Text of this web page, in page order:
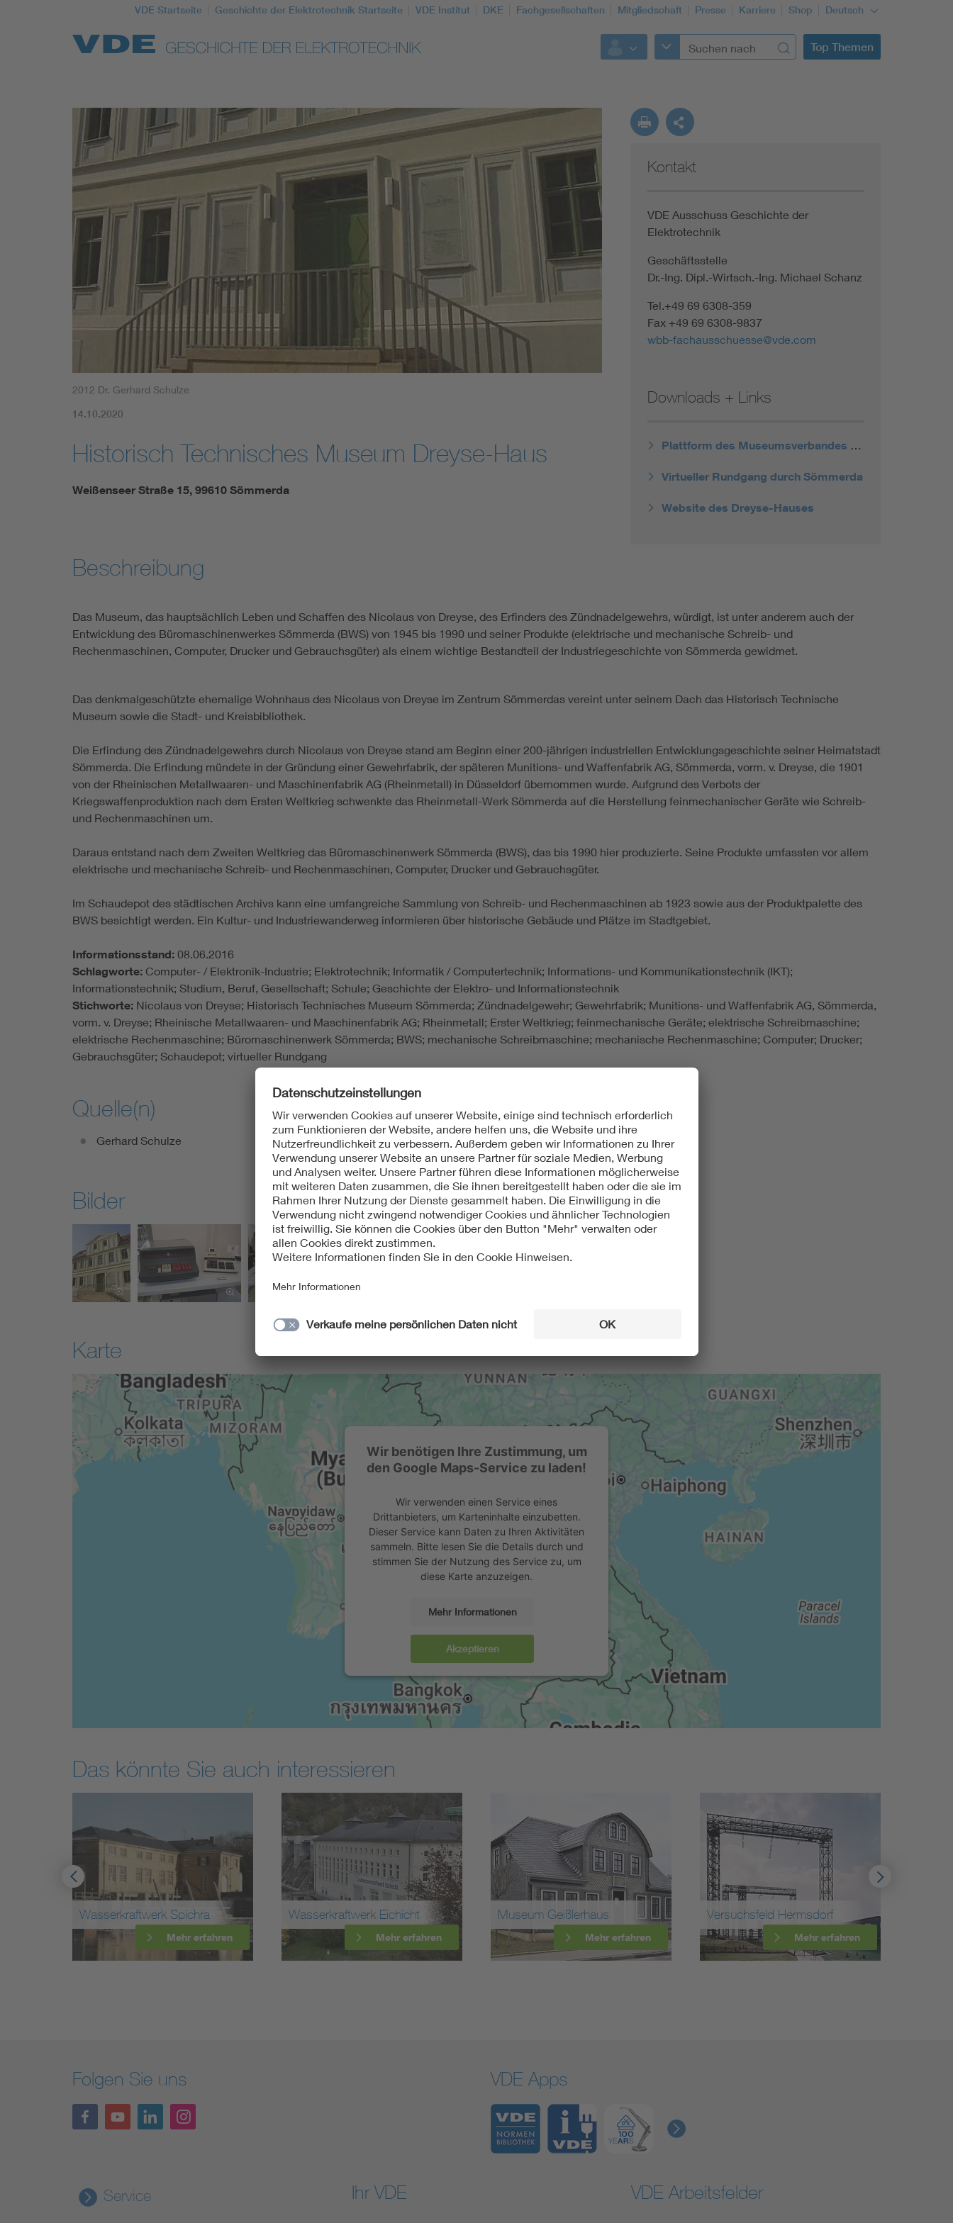
VDE Startseite Geschichte der Elektrotechnik Startseite VDE Institut DKE Fachgesellschaften Mitgliedschaft Presse Karriere Shop Deutsch
Top Themen
Top Themen
Weitere Themen
2012 Dr. Gerhard Schulze
14.10.2020
Historisch Technisches Museum Dreyse-Haus
Weißenseer Straße 15, 99610 Sömmerda
Kontakt
VDE Ausschuss Geschichte der
Elektrotechnik
Geschäftsstelle
Dr.-Ing. Dipl.-Wirtsch.-Ing. Michael Schanz
Tel.+49 69 6308-359
Fax +49 69 6308-9837
wbb-fachausschuesse@vde.com
Downloads + Links
Plattform des Museumsverbandes Thüringen
Virtueller Rundgang durch Sömmerda
Website des Dreyse-Hauses
Beschreibung
Das Museum, das hauptsächlich Leben und Schaffen des Nicolaus von Dreyse, des Erfinders des Zündnadelgewehrs, würdigt, ist unter anderem auch der
Entwicklung des Büromaschinenwerkes Sömmerda (BWS) von 1945 bis 1990 und seiner Produkte (elektrische und mechanische Schreib- und
Rechenmaschinen, Computer, Drucker und Gebrauchsgüter) als einem wichtige Bestandteil der Industriegeschichte von Sömmerda gewidmet.
Das denkmalgeschützte ehemalige Wohnhaus des Nicolaus von Dreyse im Zentrum Sömmerdas vereint unter seinem Dach das Historisch Technische
Museum sowie die Stadt- und Kreisbibliothek.
Die Erfindung des Zündnadelgewehrs durch Nicolaus von Dreyse stand am Beginn einer 200-jährigen industriellen Entwicklungsgeschichte seiner Heimatstadt
Sömmerda. Die Erfindung mündete in der Gründung einer Gewehrfabrik, der späteren Munitions- und Waffenfabrik AG, Sömmerda, vorm. v. Dreyse, die 1901
von der Rheinischen Metallwaaren- und Maschinenfabrik AG (Rheinmetall) in Düsseldorf übernommen wurde. Aufgrund des Verbots der
Kriegswaffenproduktion nach dem Ersten Weltkrieg schwenkte das Rheinmetall-Werk Sömmerda auf die Herstellung feinmechanischer Geräte wie Schreib-
und Rechenmaschinen um.
Daraus entstand nach dem Zweiten Weltkrieg das Büromaschinenwerk Sömmerda (BWS), das bis 1990 hier produzierte. Seine Produkte umfassten vor allem
elektrische und mechanische Schreib- und Rechenmaschinen, Computer, Drucker und Gebrauchsgüter.
Im Schaudepot des städtischen Archivs kann eine umfangreiche Sammlung von Schreib- und Rechenmaschinen ab 1923 sowie aus der Produktpalette des
BWS besichtigt werden. Ein Kultur- und Industriewanderweg informieren über historische Gebäude und Plätze im Stadtgebiet.
Informationsstand: 08.06.2016
Schlagworte: Computer- / Elektronik-Industrie; Elektrotechnik; Informatik / Computertechnik; Informations- und Kommunikationstechnik (IKT);
Informationstechnik; Studium, Beruf, Gesellschaft; Schule; Geschichte der Elektro- und Informationstechnik
Stichworte: Nicolaus von Dreyse; Historisch Technisches Museum Sömmerda; Zündnadelgewehr; Gewehrfabrik; Munitions- und Waffenfabrik AG, Sömmerda,
vorm. v. Dreyse; Rheinische Metallwaaren- und Maschinenfabrik AG; Rheinmetall; Erster Weltkrieg; feinmechanische Geräte; elektrische Schreibmaschine;
elektrische Rechenmaschine; Büromaschinenwerk Sömmerda; BWS; mechanische Schreibmaschine; mechanische Rechenmaschine; Computer; Drucker;
Gebrauchsgüter; Schaudepot; virtueller Rundgang
Quelle(n)
Gerhard Schulze
Bilder
Karte
Wir benötigen Ihre Zustimmung, um
den Google Maps-Service zu laden!
Wir verwenden einen Service eines
Drittanbieters, um Karteninhalte einzubetten.
Dieser Service kann Daten zu Ihren Aktivitäten
sammeln. Bitte lesen Sie die Details durch und
stimmen Sie der Nutzung des Service zu, um
diese Karte anzuzeigen.
Mehr Informationen
Akzeptieren
Das könnte Sie auch interessieren
Wasserkraftwerk Spichra
Mehr erfahren
Wasserkraftwerk Eichicht
Mehr erfahren
Museum Geißlerhaus
Mehr erfahren
Versuchsfeld Hermsdorf
Mehr erfahren
Folgen Sie uns VDE Apps
Service Ihr VDE VDE Arbeitsfelder